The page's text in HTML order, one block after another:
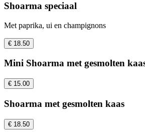
Shoarma speciaal
Met paprika, ui en champignons
€ 18.50
Mini Shoarma met gesmolten
€ 15.00
Shoarma met gesmolten kaas
€ 18.50